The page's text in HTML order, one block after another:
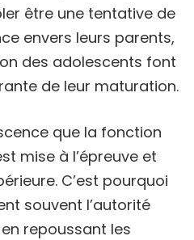
être une tentative de
envers leurs parents,
des adolescents font
de leur maturation.
que la fonction
mise à l’épreuve et
C’est pourquoi
souvent l’autorité
repoussant les